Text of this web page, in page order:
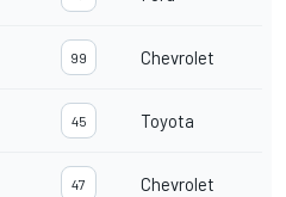
99 Chevrolet
45 Toyota
47 Chevrolet